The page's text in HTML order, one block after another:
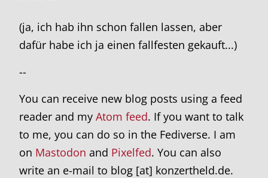
(ja, ich hab ihn schon fallen lassen, aber
dafür habe ich ja einen fallfesten gekauft...)
--
You can receive new blog posts using a feed
reader and my Atom feed. If you want to talk
to me, you can do so in the Fediverse. I am
on Mastodon and Pixelfed. You can also
write an e-mail to blog [at] konzertheld.de.